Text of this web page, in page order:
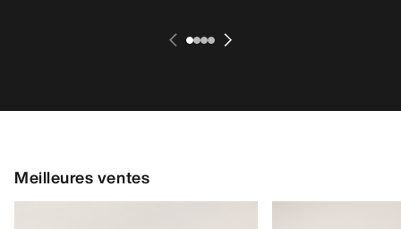
Meilleures ventes